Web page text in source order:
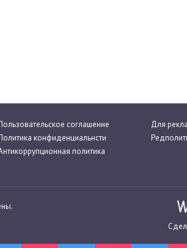
соглашение
конфиденциальнсти
политика
Для